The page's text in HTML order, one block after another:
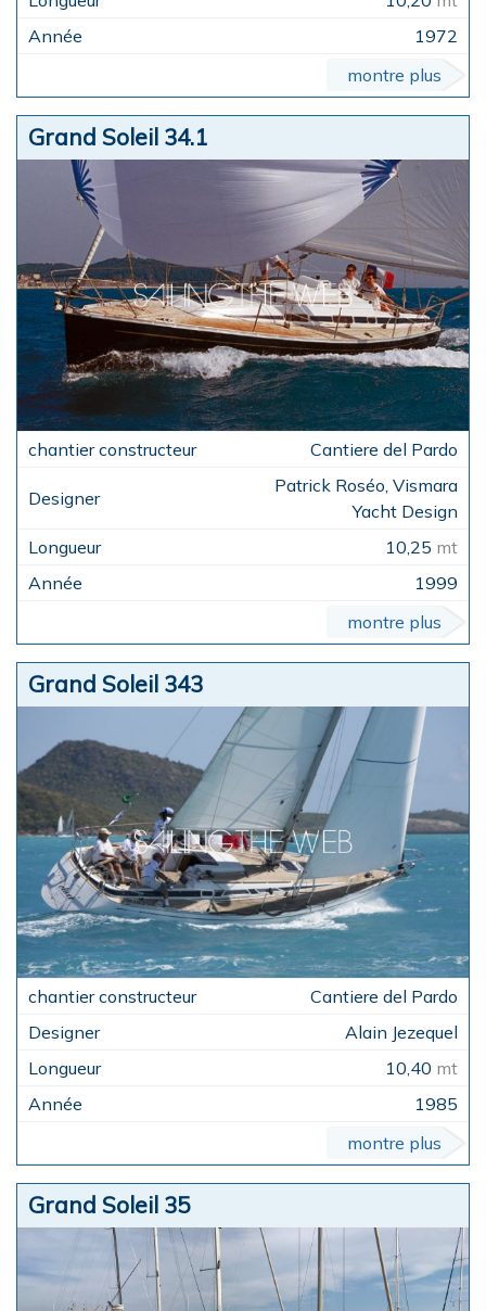
1972
montre plus
Grand Soleil 34.1
Cantiere del Pardo
Patrick Roséo, Vismara
Yacht Design
10,25 mt
1999
montre plus
Grand Soleil 343
Cantiere del Pardo
Alain Jezequel
10,40 mt
1985
montre plus
Grand Soleil 35